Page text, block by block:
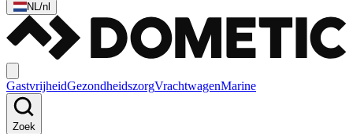
NL/nl
GastvrijheidGezondheidszorgVrachtwagenMarine
Zoek